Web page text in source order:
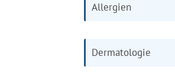
Allergien
Dermatologie